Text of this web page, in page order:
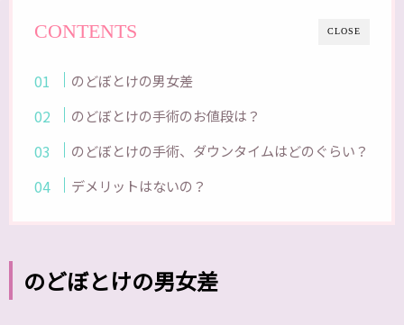
CLOSE
CONTENTS
のどぼとけの男女差
のどぼとけの手術のお値段は？
のどぼとけの手術、ダウンタイムはどのぐらい？
デメリットはないの？
のどぼとけの男女差